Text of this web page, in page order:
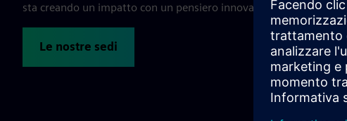
sta creando un impatto con un pensiero innovativo e una
Le nostre sedi